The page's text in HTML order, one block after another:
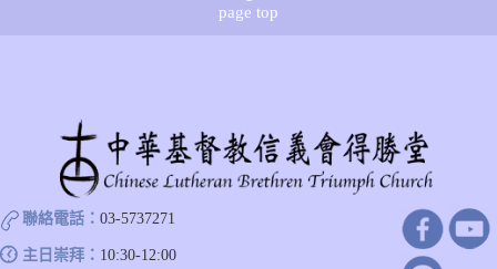
page top
聯絡電話： 03-5737271
主日崇拜： 10:30-12:00